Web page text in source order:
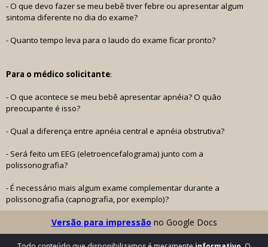
- O que devo fazer se meu bebê tiver febre ou apresentar algum
sintoma diferente no dia do exame?
- Quanto tempo leva para o laudo do exame ficar pronto?
Para o médico solicitante:
- O que acontece se meu bebê apresentar apnéia? O quão
preocupante é isso?
- Qual a diferença entre apnéia central e apnéia obstrutiva?
- Será feito um EEG (eletroencefalograma) junto com a
polissonografia?
- É necessário mais algum exame complementar durante a
polissonografia (capnografia, por exemplo)?
Versão para impressão no Google Docs